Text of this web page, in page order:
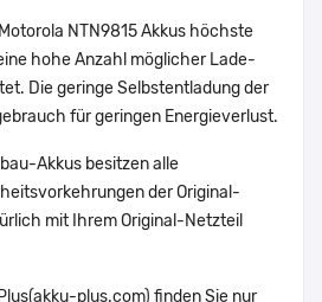
NTN9815 Akkus höchste
hohe Anzahl möglicher Lade-
Die geringe Selbstentladung der
für geringen Energieverlust.
Akkus besitzen alle
der Original-
mit Ihrem Original-Netzteil
plus.com) finden Sie nur